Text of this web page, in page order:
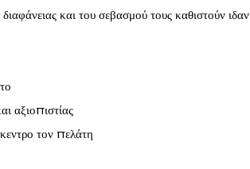
και του σεβασμού τους καθιστούν
αξιοπιστίας
τον πελάτη